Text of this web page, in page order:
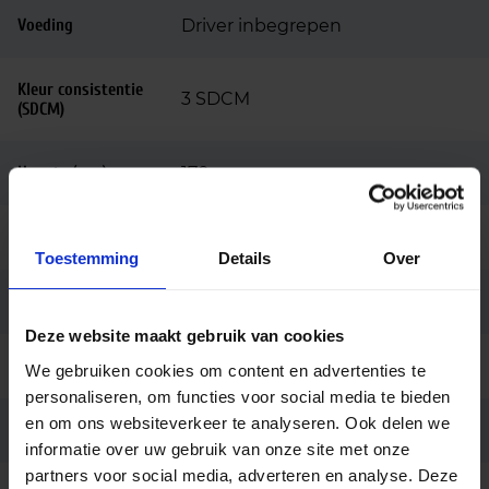
Toestemming Details Over
Deze website maakt gebruik van cookies
We gebruiken cookies om content en advertenties te
personaliseren, om functies voor social media te bieden
en om ons websiteverkeer te analyseren. Ook delen we
informatie over uw gebruik van onze site met onze
partners voor social media, adverteren en analyse. Deze
Voeding Driver inbegrepen
Kleur consistentie
(SDCM)
3 SDCM
Hoogte (mm) 170
Kleur Zwart
Montage 3-fase rail